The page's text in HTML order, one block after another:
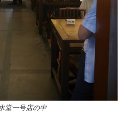
堂一号店の中